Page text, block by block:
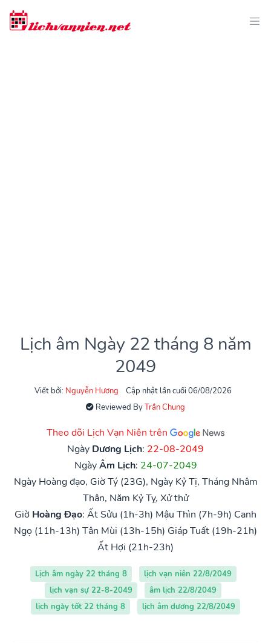
Lịch âm Ngày 22 tháng 8 năm
2049
Viết bởi: Nguyễn Hương
Cập nhật lần cuối 06/08/2026
Reviewed ByTrần Chung
Theo dõi Lịch Vạn Niên trên
Ngày Dương Lịch: 22-08-2049
NgàyÂm Lịch: 24-07-2049
Ngày Hoàng đạo, Giờ Tý (23G), Ngày Kỷ Tị, Tháng Nhâm
Thân, Năm Kỷ Tỵ, Xử thử
Giờ Hoàng Đạo: Ất Sửu (1h-3h) Mậu Thìn (7h-9h) Canh
Ngọ (11h-13h) Tân Mùi (13h-15h) Giáp Tuất (19h-21h)
Ất Hợi (21h-23h)
Lịch âm ngày 22 tháng 8
lịch vạn niên 22/8/2049
lịch vạn sự 22-8-2049
âm lịch 22/8/2049
lịch ngày tốt 22 tháng 8
lịch âm dương 22/8/2049